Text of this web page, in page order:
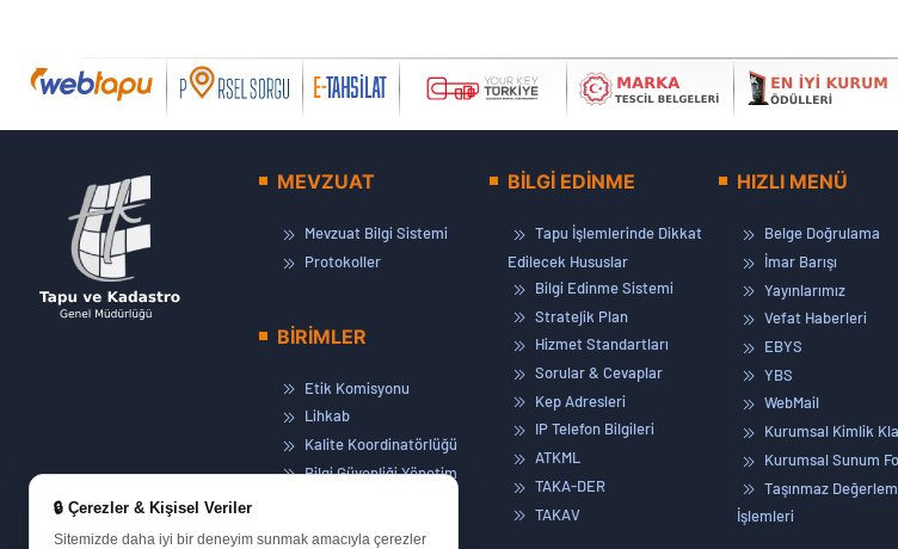
🔒 Çerezler & Kişisel Veriler
Sitemizde daha iyi bir deneyim sunmak amacıyla çerezler
MEVZUAT
Mevzuat Bilgi Sistemi
Protokoller
BİRİMLER
Etik Komisyonu
Lihkab
Kalite Koordinatörlüğü
Bilgi Güvenliği Yönetim
BİLGİ EDİNME
Tapu İşlemlerinde Dikkat
Edilecek Hususlar
Bilgi Edinme Sistemi
Stratejik Plan
Hizmet Standartları
Sorular & Cevaplar
Kep Adresleri
IP Telefon Bilgileri
ATKML
TAKA-DER
TAKAV
HIZLI MENÜ
Belge Doğrulama
İmar Barışı
Yayınlarımız
Vefat Haberleri
EBYS
YBS
WebMail
Kurumsal Kimlik
Kurumsal Sunum
Taşınmaz
İşlemleri